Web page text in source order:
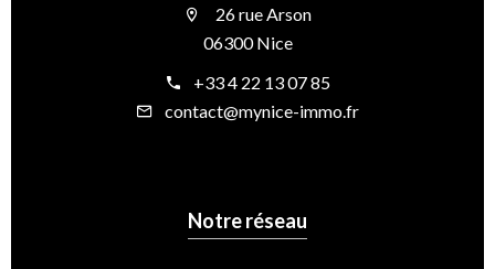
26 rue Arson
06300 Nice
+33 4 22 13 07 85
contact@mynice-immo.fr
Notre réseau